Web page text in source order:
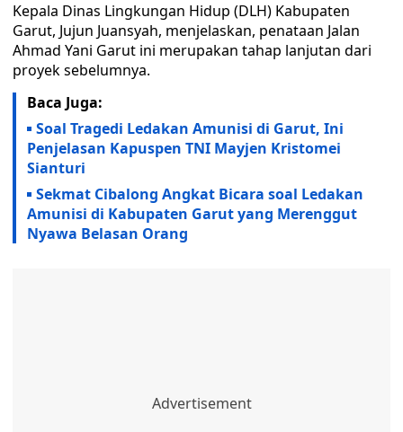
Kepala Dinas Lingkungan Hidup (DLH) Kabupaten
Garut, Jujun Juansyah, menjelaskan, penataan Jalan
Ahmad Yani Garut ini merupakan tahap lanjutan dari
proyek sebelumnya.
Baca Juga:
Soal Tragedi Ledakan Amunisi di Garut, Ini
Penjelasan Kapuspen TNI Mayjen Kristomei
Sianturi
Sekmat Cibalong Angkat Bicara soal Ledakan
Amunisi di Kabupaten Garut yang Merenggut
Nyawa Belasan Orang